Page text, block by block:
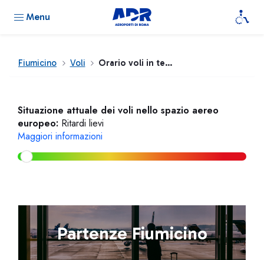
Menu
Fiumicino Voli Orario voli in tempo reale
Situazione attuale dei voli nello spazio aereo
europeo: Ritardi lievi
Maggiori informazioni
Partenze Fiumicino